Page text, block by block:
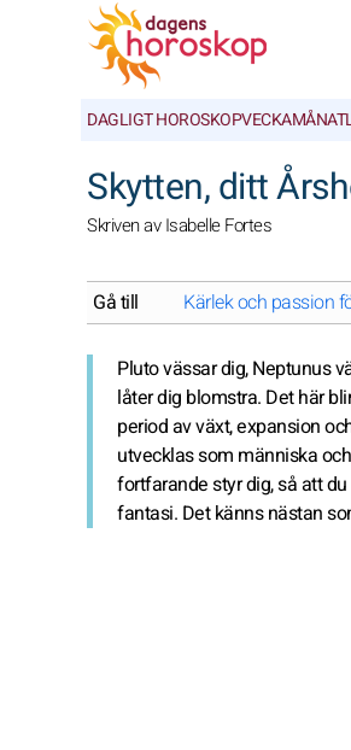
DAGLIGT HOROSKOPVECKA
Skytten, ditt
Skriven av Isabelle Fortes
Gå till Kärlek och passion
Pluto vässar dig, Neptunus
låter dig blomstra. Det här
period av växt, expansion
utvecklas som människa
fortfarande styr dig, så att
fantasi. Det känns nästan